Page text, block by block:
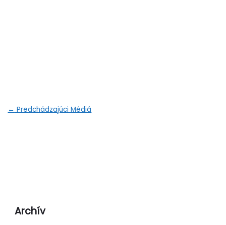
← Predchádzajúci Médiá
Archív